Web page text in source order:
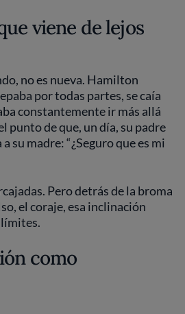
viene de lejos
no es nueva. Hamilton
por todas partes, se caía
constantemente ir más allá
punto de que, un día, su padre
su madre: “¿Seguro que es mi
Pero detrás de la broma
el coraje, esa inclinación
como